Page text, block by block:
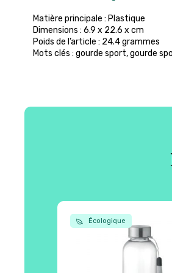
Matière principale : Plastique
Dimensions : 6.9 x 22.6 x cm
Poids de l’article : 24.4 grammes
Mots clés : gourde sport, gourde
Écologique